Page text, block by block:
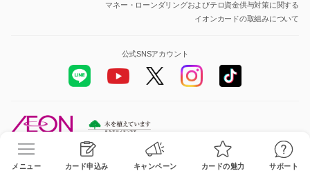
マネー・ローンダリングおよびテロ資金供与対策に関する
イオンカードの取組みについて
All Rights Reserved.Copyright© AEON Financial Service Co.,Ltd.
公式SNSアカウント
メニュー カード申込み キャンペーン カードの魅力 サポート